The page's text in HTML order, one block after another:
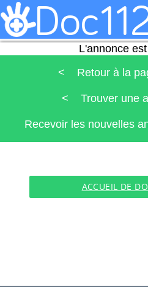
L'annonce
< Retour à la
< Trouver une
Recevoir les nouvelles
ACCUEIL DE